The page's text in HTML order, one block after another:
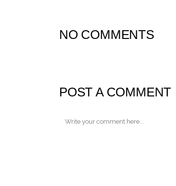
NO COMMENTS
POST A COMMENT